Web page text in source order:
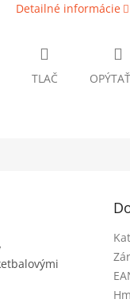
Detailné informácie
TLAČ